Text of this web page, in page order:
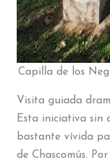
Capilla de los
Visita guiada
Esta iniciativa sin
bastante vívida
de Chascomús.